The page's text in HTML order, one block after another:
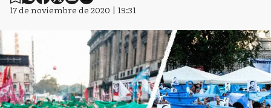
17 de noviembre de 2020 | 19:31